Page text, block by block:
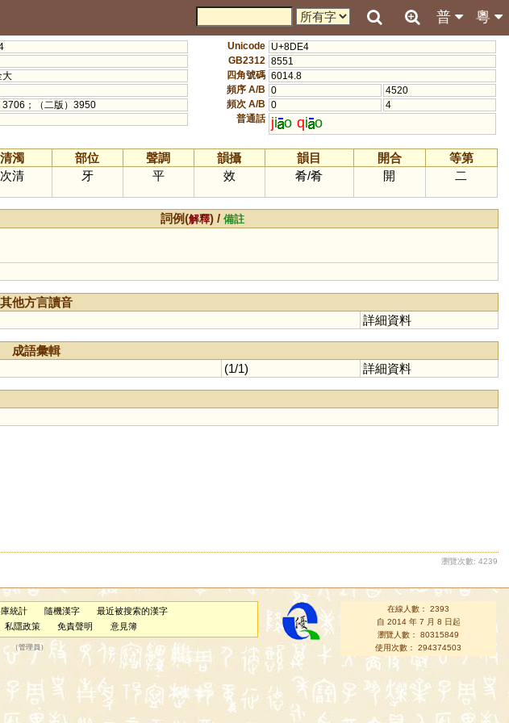
粵
普
大
3706；（二版）3950
Unicode U+8DE4
GB2312 8551
四角號碼 6014.8
頻序 A/B 0
4520
頻次 A/B 0
4
普通話 ji o qi o
清濁 部位 聲調 韻攝 韻目 開合
等第
次清 牙 平 效 肴/肴 開 二
詞例(解釋) /備註
其他方言讀音
詳細資料
成語彙輯
(1/1) 詳細資料
瀏覽次數: 4239
統計 隨機漢字
最近被搜索的漢字
私隱政策 免責聲明 意見簿
（管理員 ）
在線人數： 2393
自 2014 年 7 月 8 日起
瀏覽人數： 80315849
使用次數： 294374503